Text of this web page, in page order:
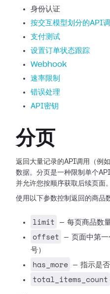
身份认证
按交互模型划分的API
支付测试
设置订单状态跟踪
Webhook
速率限制
错误处理
API密钥
分页
返回大量记录的API调用（例
数据。分页是一种限制单个
并允许您按顺序获取后续页面。
使用以下参数控制返回的商品
limit — 每页商品数
offset
— 页面中第一
号）
has_more — 指示是
total_items_count